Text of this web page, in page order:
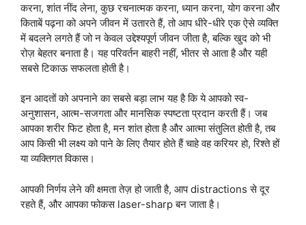
करना, शांत नींद लेना, कुछ रचनात्मक करना, ध्यान करना, योग करना और
किताबें पढ़ना को अपने जीवन में उतारते हैं, तो आप धीरे-धीरे एक ऐसे व्यक्ति
में बदलने लगते हैं जो न केवल उद्देश्यपूर्ण जीवन जीता है, बल्कि खुद को भी
रोज़ बेहतर बनाता है। यह परिवर्तन बाहरी नहीं, भीतर से आता है और यही
सबसे टिकाऊ सफलता होती है।
इन आदतों को अपनाने का सबसे बड़ा लाभ यह है कि ये आपको स्व-
अनुशासन, आत्म-सजगता और मानसिक स्पष्टता प्रदान करती हैं। जब
आपका शरीर फिट होता है, मन शांत होता है और आत्मा संतुलित होती है, तब
आप किसी भी लक्ष्य को पाने के लिए तैयार होते हैं चाहे वह करियर हो, रिश्ते हों
या व्यक्तिगत विकास।
आपकी निर्णय लेने की क्षमता तेज़ हो जाती है, आप distractions से दूर
रहते हैं, और आपका फोकस laser-sharp बन जाता है।